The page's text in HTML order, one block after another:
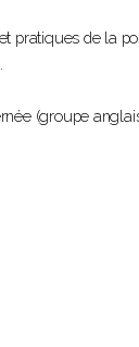
pratiques de la
(groupe